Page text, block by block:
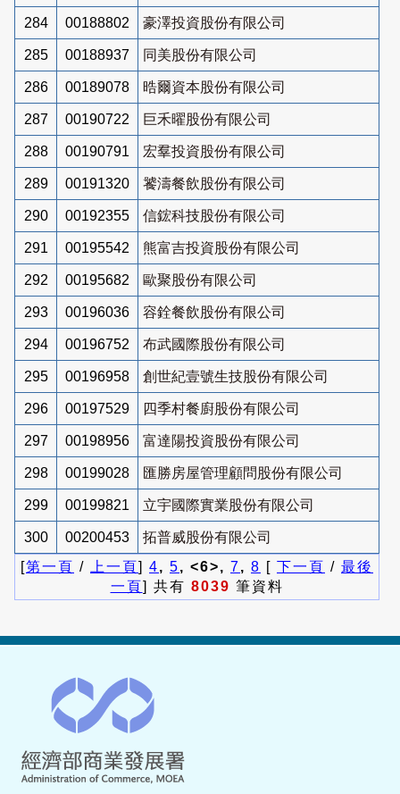
284 00188802 豪澤投資股份有限公司
285 00188937 同美股份有限公司
286 00189078 晧爾資本股份有限公司
287 00190722 巨禾曜股份有限公司
288 00190791 宏羣投資股份有限公司
289 00191320 饕濤餐飲股份有限公司
290 00192355 信鋐科技股份有限公司
291 00195542 熊富吉投資股份有限公司
292 00195682 歐聚股份有限公司
293 00196036 容銓餐飲股份有限公司
294 00196752 布武國際股份有限公司
295 00196958 創世紀壹號生技股份有限公司
296 00197529 四季村餐廚股份有限公司
297 00198956 富達陽投資股份有限公司
298 00199028 匯勝房屋管理顧問股份有限公司
299 00199821 立宇國際實業股份有限公司
300 00200453
拓普威股份有限公司
[第一頁 / 上一頁] 4, 5, <6>, 7, 8 [ 下一頁 / 最後
一頁] 共有 8039 筆資料